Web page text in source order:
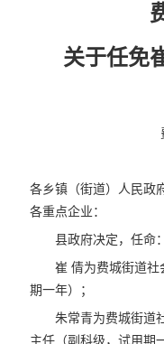
关于任免
各乡镇（街道）人民政
各重点企业：
县政府决定，任命：
崔 倩为费城街道社
期一年）；
朱常青为费城街道
主任（副科级，试用期